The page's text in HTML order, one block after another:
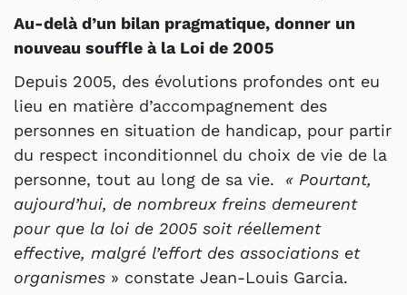
Au-delà d’un bilan pragmatique, donner un
nouveau souffle à la Loi de 2005
Depuis 2005, des évolutions profondes ont eu
lieu en matière d’accompagnement des
personnes en situation de handicap, pour partir
du respect inconditionnel du choix de vie de la
personne, tout au long de sa vie.
« Pourtant,
aujourd’hui, de nombreux freins demeurent
pour que la loi de 2005 soit réellement
effective, malgré l’effort des associations et
organismes » constate Jean-Louis Garcia.